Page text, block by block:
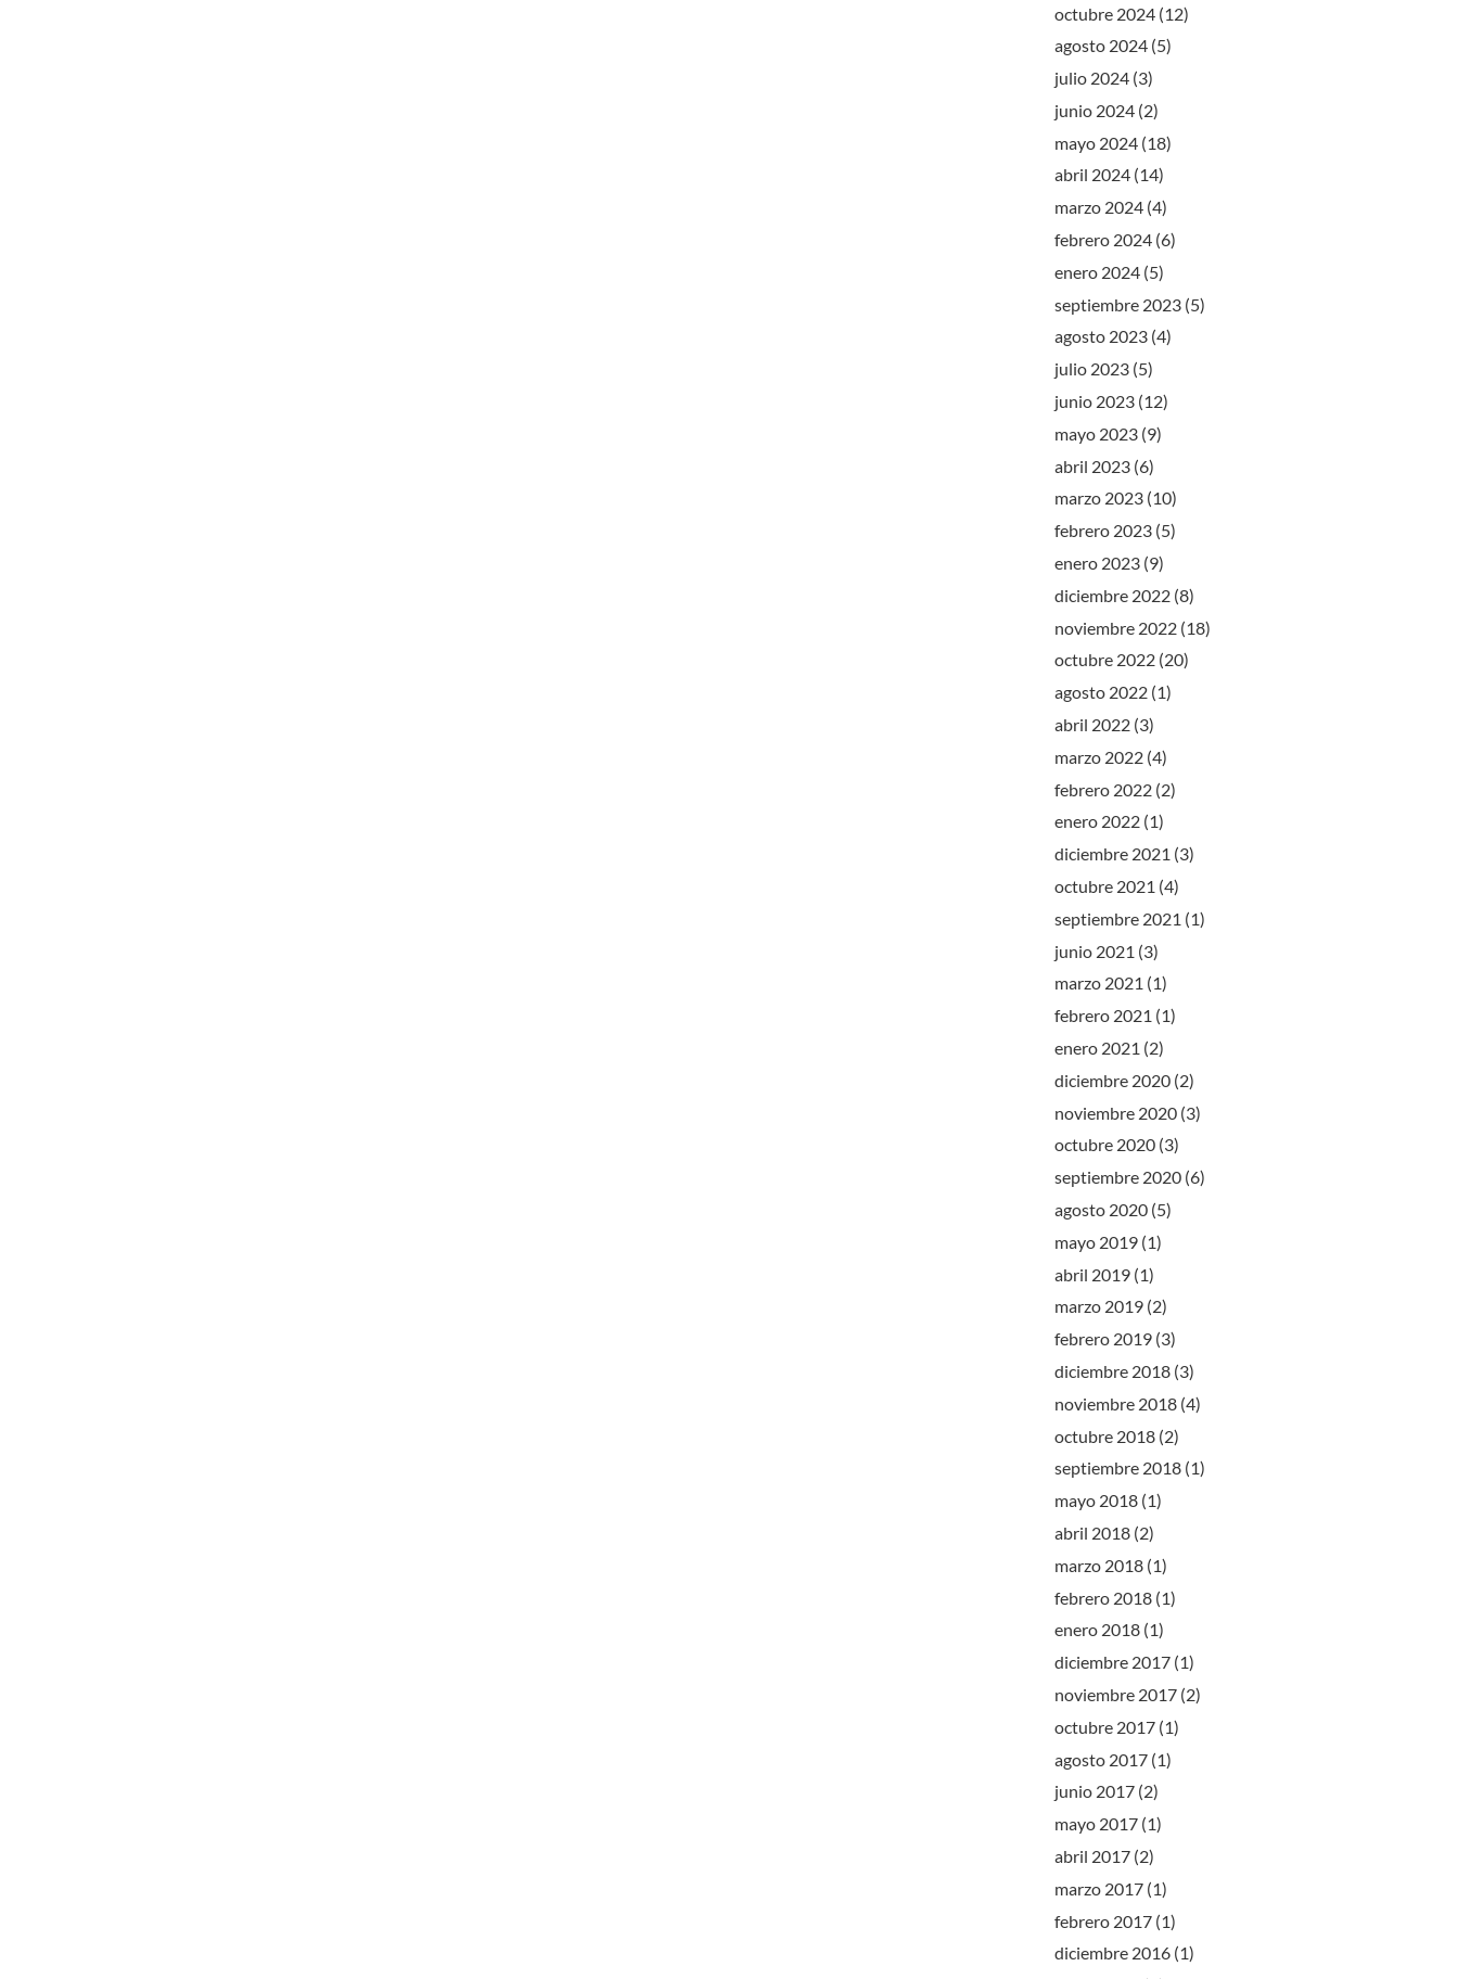
octubre 2024 (12)
agosto 2024 (5)
julio 2024 (3)
junio 2024 (2)
mayo 2024 (18)
abril 2024 (14)
marzo 2024 (4)
febrero 2024 (6)
enero 2024 (5)
septiembre 2023 (5)
agosto 2023 (4)
julio 2023 (5)
junio 2023 (12)
mayo 2023 (9)
abril 2023 (6)
marzo 2023 (10)
febrero 2023 (5)
enero 2023 (9)
diciembre 2022 (8)
noviembre 2022 (18)
octubre 2022 (20)
agosto 2022 (1)
abril 2022 (3)
marzo 2022 (4)
febrero 2022 (2)
enero 2022 (1)
diciembre 2021 (3)
octubre 2021 (4)
septiembre 2021 (1)
junio 2021 (3)
marzo 2021 (1)
febrero 2021 (1)
enero 2021 (2)
diciembre 2020 (2)
noviembre 2020 (3)
octubre 2020 (3)
septiembre 2020 (6)
agosto 2020 (5)
mayo 2019 (1)
abril 2019 (1)
marzo 2019 (2)
febrero 2019 (3)
diciembre 2018 (3)
noviembre 2018 (4)
octubre 2018 (2)
septiembre 2018 (1)
mayo 2018 (1)
abril 2018 (2)
marzo 2018 (1)
febrero 2018 (1)
enero 2018 (1)
diciembre 2017 (1)
noviembre 2017 (2)
octubre 2017 (1)
agosto 2017 (1)
junio 2017 (2)
mayo 2017 (1)
abril 2017 (2)
marzo 2017 (1)
febrero 2017 (1)
diciembre 2016 (1)